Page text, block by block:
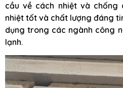
cầu về cách nhiệt và chống
nhiệt tốt và chất lượng đáng
dụng trong các ngành công
lạnh.